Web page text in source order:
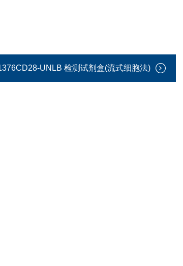
UNLB 检测试剂盒(流式细胞法)